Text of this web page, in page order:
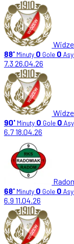
88' Minuty 0 Gole 0
7.3 26.04.26
90' Minuty 0 Gole 0
6.718.04.26
68' Minuty 0 Gole 0
6.9 11.04.26